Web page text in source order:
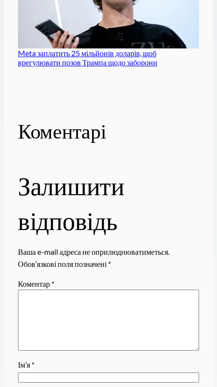
Meta заплатить 25 мільйонів доларів, щоб
врегулювати позов Трампа щодо заборони
Коментарі
Залишити
відповідь
Ваша e-mail адреса не оприлюднюватиметься.
Обов’язкові поля позначені *
Коментар *
Ім’я *